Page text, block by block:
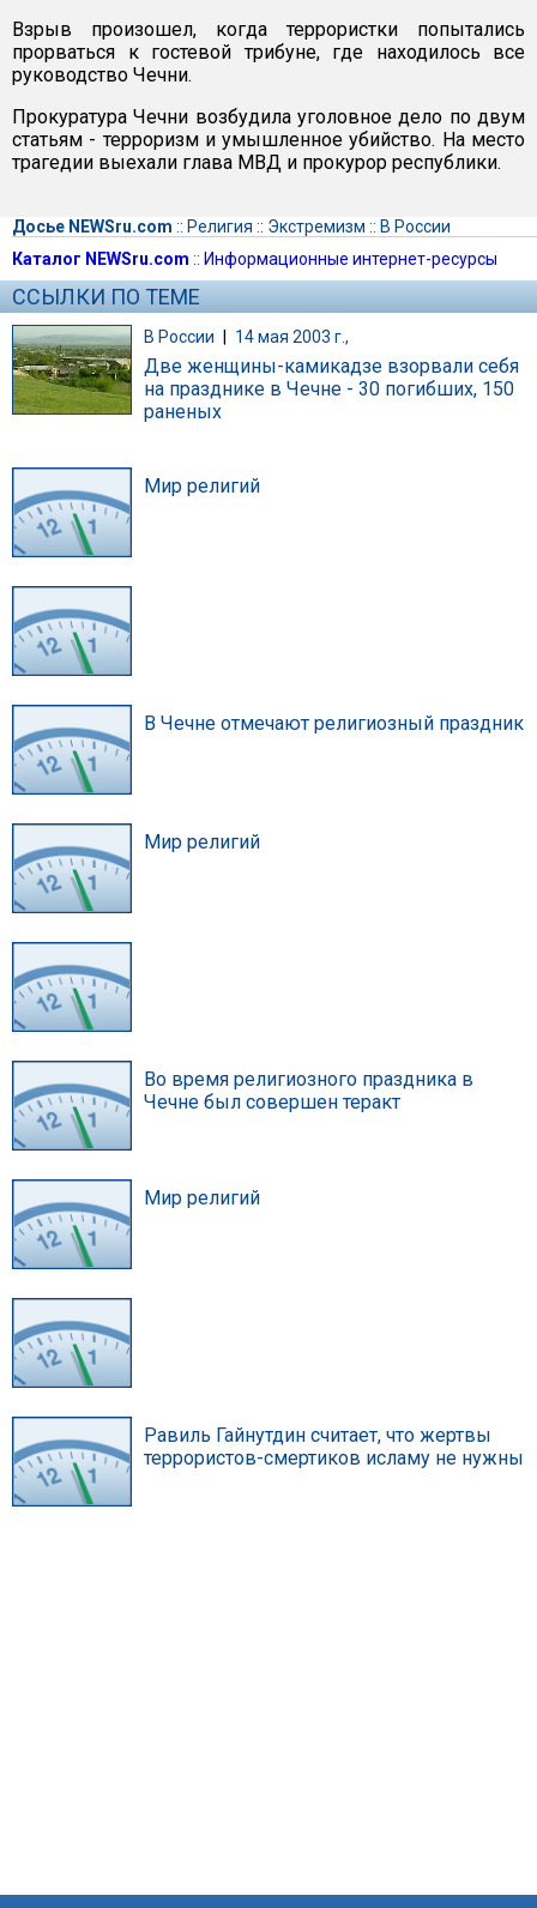
Взрыв произошел, когда террористки попытались
прорваться к гостевой трибуне, где находилось все
руководство Чечни.
Прокуратура Чечни возбудила уголовное дело по двум
статьям - терроризм и умышленное убийство. На место
трагедии выехали глава МВД и прокурор республики.
Досье NEWSru.com :: Религия :: Экстремизм :: В России
Каталог NEWSru.com :: Информационные интернет-ресурсы
ССЫЛКИ ПО ТЕМЕ
В России | 14 мая 2003 г.,
Две женщины-камикадзе взорвали себя
на празднике в Чечне - 30 погибших, 150
раненых
Мир религий
В Чечне отмечают религиозный праздник
Мир религий
Во время религиозного праздника в
Чечне был совершен теракт
Мир религий
Равиль Гайнутдин считает, что жертвы
террористов-смертиков исламу не нужны